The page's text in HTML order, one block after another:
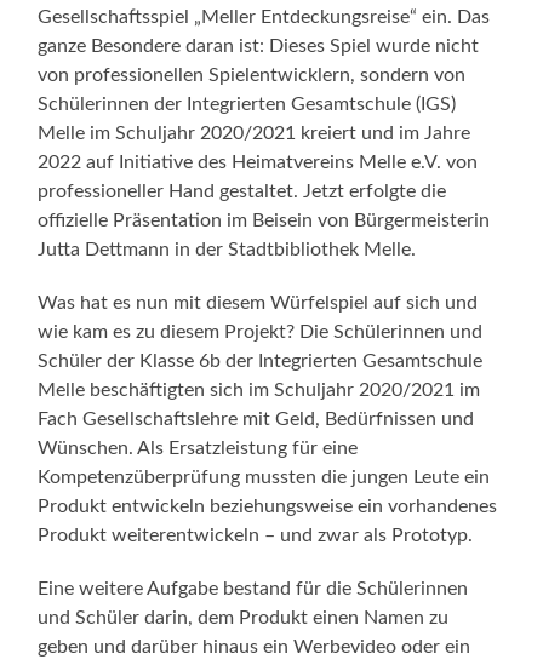
Gesellschaftsspiel „Meller Entdeckungsreise“ ein. Das
ganze Besondere daran ist: Dieses Spiel wurde nicht
von professionellen Spielentwicklern, sondern von
Schülerinnen der Integrierten Gesamtschule (IGS)
Melle im Schuljahr 2020/2021 kreiert und im Jahre
2022 auf Initiative des Heimatvereins Melle e.V. von
professioneller Hand gestaltet. Jetzt erfolgte die
offizielle Präsentation im Beisein von Bürgermeisterin
Jutta Dettmann in der Stadtbibliothek Melle.
Was hat es nun mit diesem Würfelspiel auf sich und
wie kam es zu diesem Projekt? Die Schülerinnen und
Schüler der Klasse 6b der Integrierten Gesamtschule
Melle beschäftigten sich im Schuljahr 2020/2021 im
Fach Gesellschaftslehre mit Geld, Bedürfnissen und
Wünschen. Als Ersatzleistung für eine
Kompetenzüberprüfung mussten die jungen Leute ein
Produkt entwickeln beziehungsweise ein vorhandenes
Produkt weiterentwickeln – und zwar als Prototyp.
Eine weitere Aufgabe bestand für die Schülerinnen
und Schüler darin, dem Produkt einen Namen zu
geben und darüber hinaus ein Werbevideo oder ein